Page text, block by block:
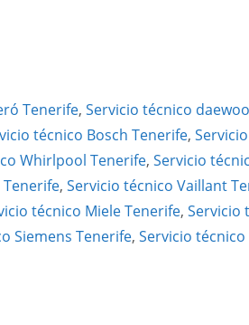
Tenerife, Servicio técnico
técnico Bosch Tenerife,
Whirlpool Tenerife, Servicio
, Servicio técnico Vaillant
técnico Miele Tenerife, Servicio
Siemens Tenerife, Servicio técnico